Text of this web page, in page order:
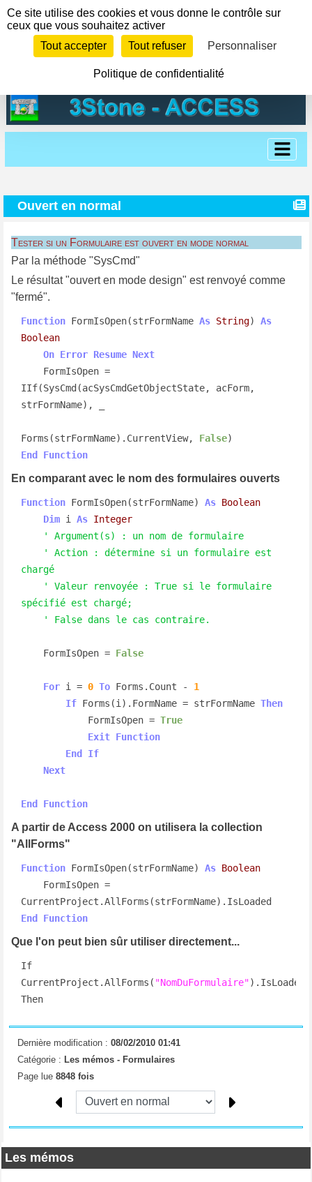
Les mémos
Ouvert en normal
Tester si un Formulaire est ouvert en mode normal
Par la méthode "SysCmd"
Le résultat "ouvert en mode design" est renvoyé comme
"fermé".
Function FormIsOpen(strFormName As String) As
Boolean
On Error Resume Next
IIf(SysCmd(acSysCmdGetObjectState, acForm,
strFormName), _
Forms(strFormName).CurrentView, False
End Function
En comparant avec le nom des formulaires ouverts
Function FormIsOpen(strFormName) As Boolean
Dim i As Integer
' Argument(s) : un nom de formulaire
' Action : détermine si un formulaire est
chargé
' Valeur renvoyée : True si le formulaire
spécifié est chargé;
' False dans le cas contraire.
    FormIsOpen =
False
For i = 0 To Forms.Count - 1
If Forms(i).FormName = strFormName Then
            FormIsOpen =
True
Exit Function
End If
Next
End Function
A partir de Access 2000 on utilisera la collection
"AllForms"
Function FormIsOpen(strFormName) As Boolean
CurrentProject.AllForms(strFormName).IsLoaded
End Function
Que l'on peut bien sûr utiliser directement...
If
CurrentProject.AllForms( "NomDuFormulaire").IsLoaded
Then
Dernière modification : 08/02/2010 01:41
Catégorie : Les mémos - Formulaires
Page lue 8848 fois
Panneau de gestion des cookies
Ce site utilise des cookies et vous donne le contrôle sur
ceux que vous souhaitez activer
Tout accepter
Tout refuser Personnaliser
Politique de confidentialité